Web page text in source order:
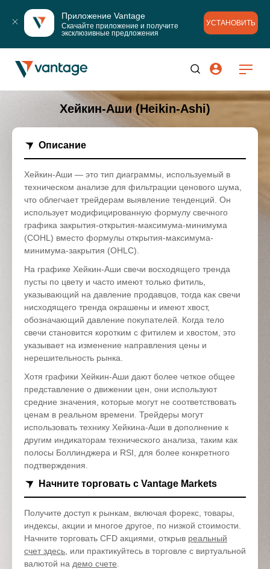
Приложение Vantage
Скачайте приложение и получите
эксклюзивные предложения
УСТАНОВИТЬ
Хейкин-Аши (Heikin-Ashi)
Описание
Хейкин-Аши — это тип диаграммы, используемый в
техническом анализе для фильтрации ценового шума,
что облегчает трейдерам выявление тенденций. Он
использует модифицированную формулу свечного
графика закрытия-открытия-максимума-минимума
(COHL) вместо формулы открытия-максимума-
минимума-закрытия (OHLC).
На графике Хейкин-Аши свечи восходящего тренда
пусты по цвету и часто имеют только фитиль,
указывающий на давление продавцов, тогда как свечи
нисходящего тренда окрашены и имеют хвост,
обозначающий давление покупателей. Когда тело
свечи становится коротким с фитилем и хвостом, это
указывает на изменение направления цены и
нерешительность рынка.
Хотя графики Хейкин-Аши дают более четкое общее
представление о движении цен, они используют
средние значения, которые могут не соответствовать
ценам в реальном времени. Трейдеры могут
использовать технику Хейкина-Аши в дополнение к
другим индикаторам технического анализа, таким как
полосы Боллинджера и RSI, для более конкретного
подтверждения.
Начните торговать с Vantage Markets
Получите доступ к рынкам, включая форекс, товары,
индексы, акции и многое другое, по низкой стоимости.
Начните торговать CFD акциями, открыв реальный
счет здесь , или практикуйтесь в торговле с виртуальной
валютой на демо счете